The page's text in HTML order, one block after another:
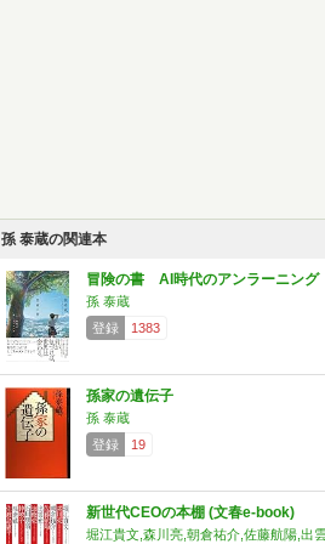
孫 泰蔵の関連本
冒険の書 AI時代のアンラーニング
孫 泰蔵
登録
1383
孫家の遺伝子
孫 泰蔵
登録
19
新世代CEOの本棚 (文春e-book)
堀江貴文,森川亮,朝倉祐介,佐藤航陽,出